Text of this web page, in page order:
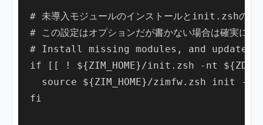
# 未導入モジュールのインストールとinit.zshの更
# この設定はオプションだが書かない場合は確
# Install missing modules, and update
if [[ ! ${ZIM_HOME}/init.zsh -nt
  source ${ZIM_HOME}/zimfw.zsh init -q
fi